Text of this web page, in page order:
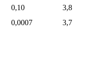
0,10
3,8
0,0007 3,7